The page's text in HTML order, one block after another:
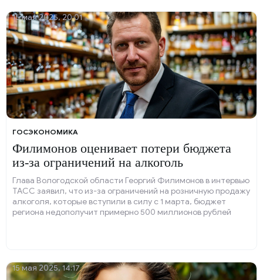
ГОСЭКОНОМИКА
Филимонов оценивает потери бюджета
из-за ограничений на алкоголь
Глава Вологодской области Георгий Филимонов в интервью
ТАСС заявил, что из-за ограничений на розничную продажу
алкоголя, которые вступили в силу с 1 марта, бюджет
региона недополучит примерно 500 миллионов рублей
15 мая 2025, 20:01
15 мая 2025, 14:17